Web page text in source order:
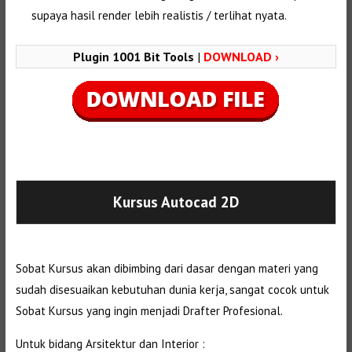
supaya hasil render lebih realistis / terlihat nyata.
Plugin 1001 Bit Tools | DOWNLOAD ›
Kursus Autocad 2D
Sobat Kursus akan dibimbing dari dasar dengan materi yang
sudah disesuaikan kebutuhan dunia kerja, sangat cocok untuk
Sobat Kursus yang ingin menjadi Drafter Profesional.
Untuk bidang Arsitektur dan Interior :